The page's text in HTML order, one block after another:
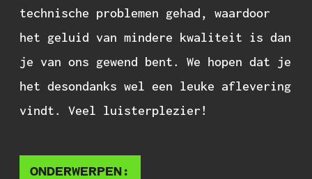
technische problemen gehad, waardoor
het geluid van mindere kwaliteit is dan
je van ons gewend bent. We hopen dat je
het desondanks wel een leuke aflevering
vindt. Veel luisterplezier!
ONDERWERPEN: